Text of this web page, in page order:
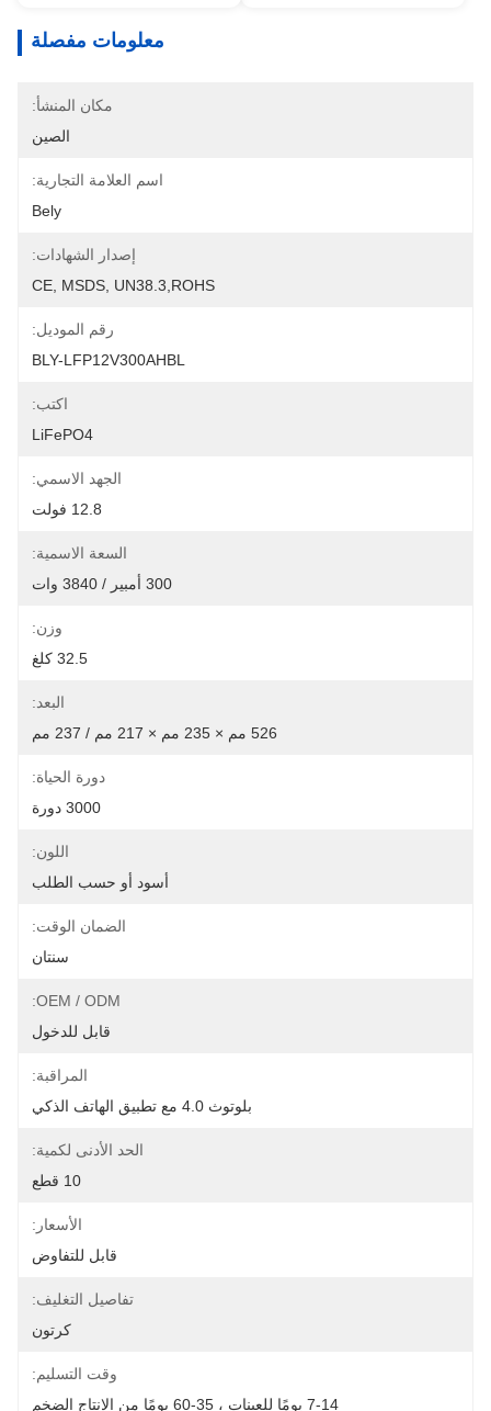
معلومات مفصلة
مكان المنشأ:
الصين
اسم العلامة التجارية:
Bely
إصدار الشهادات:
CE, MSDS, UN38.3,ROHS
رقم الموديل:
BLY-LFP12V300AHBL
اكتب:
LiFePO4
الجهد الاسمي:
12.8 فولت
السعة الاسمية:
300 أمبير / 3840 وات
وزن:
32.5 كلغ
البعد:
526 مم × 235 مم × 217 مم / 237 مم
دورة الحياة:
3000 دورة
اللون:
أسود أو حسب الطلب
الضمان الوقت:
سنتان
OEM / ODM:
قابل للدخول
المراقبة:
بلوتوث 4.0 مع تطبيق الهاتف الذكي
الحد الأدنى لكمية:
10 قطع
الأسعار:
قابل للتفاوض
تفاصيل التغليف:
كرتون
وقت التسليم:
7-14 يومًا للعينات ، 35-60 يومًا من الإنتاج الضخم